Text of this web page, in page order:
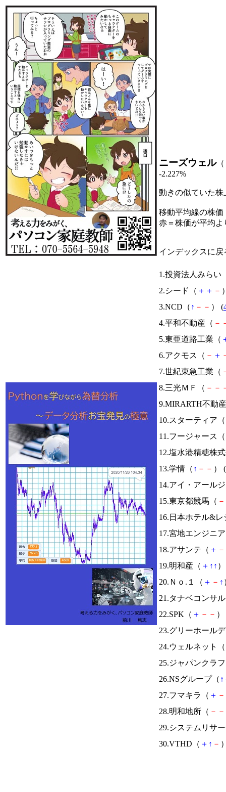
ニーズウェル（
-2.227%
動きの似ていた
移動平均線の株価
赤＝株価が平均
インデックスに戻
1.投資法人みらい
2.シード（ ＋ ＋ －
3.NCD（ ↑ － － ） (
4.平和不動産（ －
5.東亜道路工業（
6.アクモス（ － ＋
7.世紀東急工業（
8.三光ＭＦ（ － －
9.MIRARTH不動
10.スターティア（
11.フージャース（
12.塩水港精糖株
13.学情（ ↑ － － ） (
14.アイ・アール
15.東京都競馬（ －
16.日本ホテル&
17.宮地エンジニ
18.アサンテ（ ＋ －
19.明和産（ ＋ ↑ ↑
20.Ｎｏ.１（ ＋ － ↑
21.タナベコンサ
22.SPK（ ＋ － － ）
23.グリーホール
24.ウェルネット（
25.ジャパンクラ
26.NSグループ（ ↑
27.フマキラ（ ＋ －
28.明和地所（ － －
29.システムリサ
30.VTHD（ ＋ ↑ －